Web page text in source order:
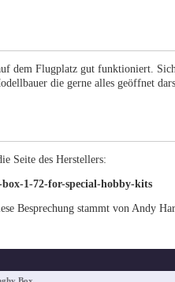
dem Flugplatz gut funktioniert.
die gerne alles geöffnet
Seite des Herstellers:
1-72-for-special-hobby-kits
Besprechung stammt von Andy